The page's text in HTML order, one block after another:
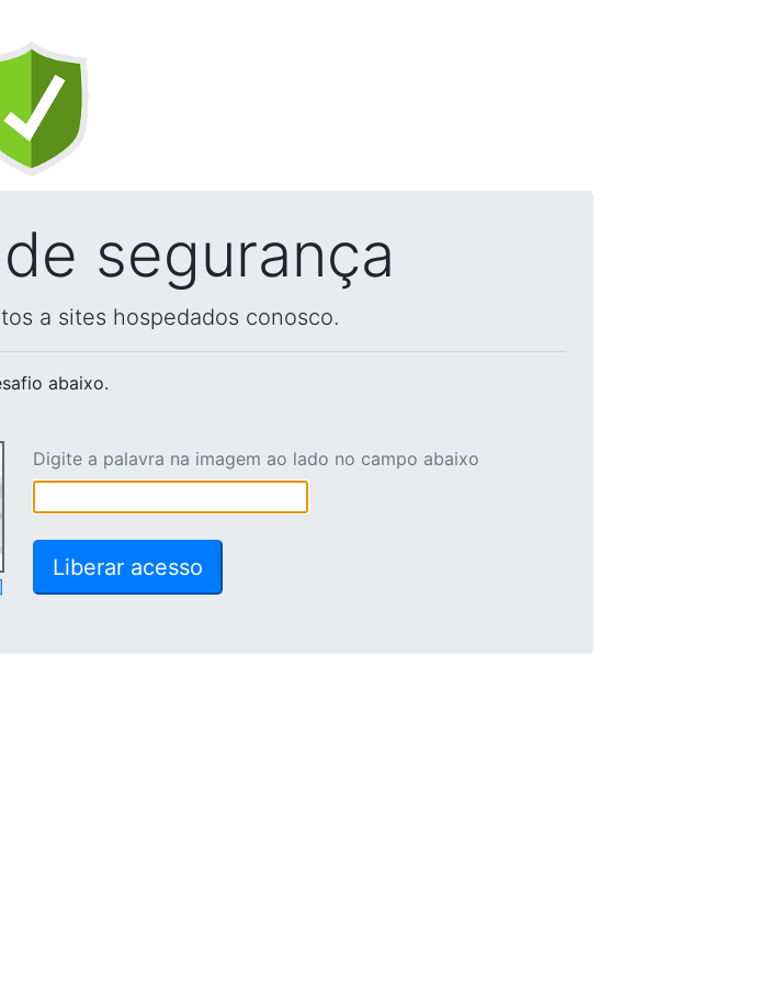
segurança
a sites hospedados conosco.
abaixo.
Digite a palavra na imagem ao lado no campo abaixo